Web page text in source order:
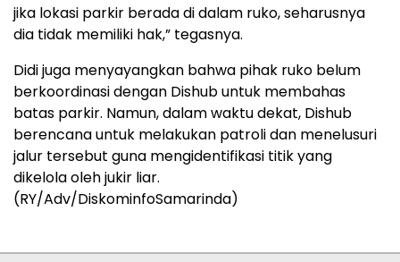
jika lokasi parkir berada di dalam ruko, seharusnya
dia tidak memiliki hak,” tegasnya.
Didi juga menyayangkan bahwa pihak ruko belum
berkoordinasi dengan Dishub untuk membahas
batas parkir. Namun, dalam waktu dekat, Dishub
berencana untuk melakukan patroli dan menelusuri
jalur tersebut guna mengidentifikasi titik yang
dikelola oleh jukir liar.
(RY/Adv/DiskominfoSamarinda)